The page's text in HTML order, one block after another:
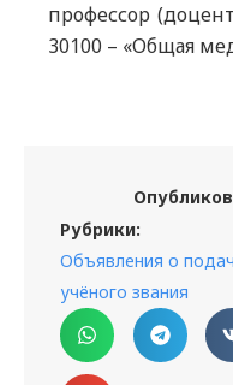
профессор
30100 – «Общая
Рубрики:
Объявления о
учёного звания